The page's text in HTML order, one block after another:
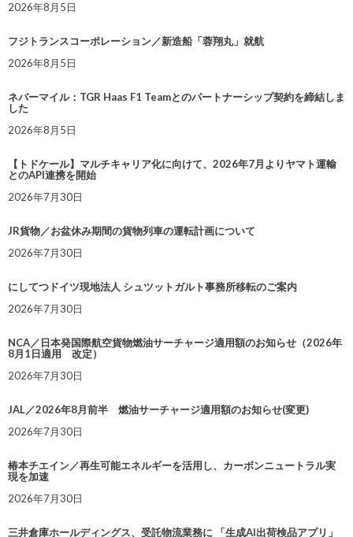
2026年8月5日
フジトランスコーポレーション／新造船「蓉翔丸」就航
2026年8月5日
ネバーマイル：TGR Haas F1 Teamとのパートナーシップ契約を締結しま
した
2026年8月5日
【トドケール】マルチキャリア化に向けて、2026年7月よりヤマト運輸
とのAPI連携を開始
2026年7月30日
JR貨物／お盆休み期間の貨物列車の運転計画について
2026年7月30日
にしてつドイツ現地法人 シュツットガルト事務所移転のご案内
2026年7月30日
NCA／日本発国際航空貨物燃油サーチャージ適用額のお知らせ（2026年
8月1日適用 改定）
2026年7月30日
JAL／2026年8月前半 燃油サーチャージ適用額のお知らせ(変更)
2026年7月30日
椿本チエイン／再生可能エネルギーを活用し、カーボンニュートラル実
現を加速
2026年7月30日
三井倉庫ホールディングス、受託物流業務に 「生成AI出荷検品アプリ」